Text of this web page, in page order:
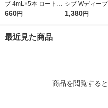
ブ 4mL×5本 ロート製
薬 目薬 乾き目 疲れ目
660円
シブ Wディー
リーム ロート
1,380円
最近見た商品
商品を閲覧する